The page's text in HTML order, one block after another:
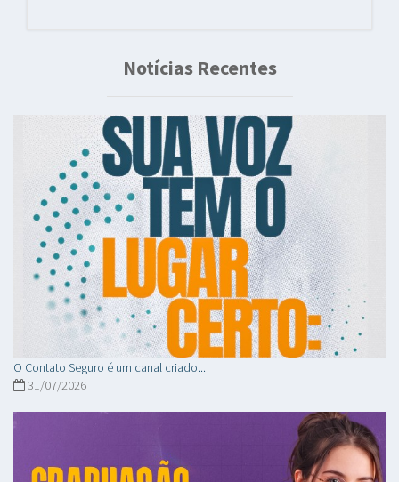
Notícias Recentes
O Contato Seguro é um canal criado...
31/07/2026